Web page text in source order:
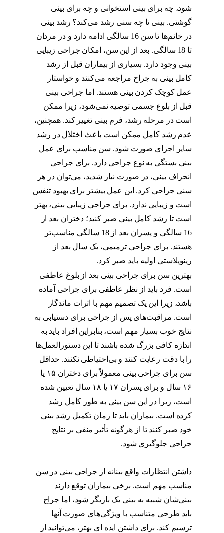
شود، چه برای بینی استخوانی و چه برای بینی
گوشتی. بینی تا چه سنی رشد می‌کند؟ رشد بینی
در خانم‌ها تا سن 16 سالگی ادامه دارد و در مردان
تا 18 سالگی. بعد از این سن، امکان جراحی زیبایی
بینی وجود دارد. بسیاری از بیماران قبل از رشد
کامل بینی به جراح مراجعه می‌کنند و خواستار
عمل کوچک کردن بینی هستند. اما جراحی بینی
قبل از بلوغ جسمی توصیه نمی‌شود، زیرا ممکن
است در مرحله رشد، فرم بینی تغییر کند. همچنین،
عدم رشد کامل ممکن است باعث اختلال در رشد
سایر اجزای صورت شود. سن مناسب برای عمل
بینی بستگی به نوع جراحی دارد. برای جراحی
انحراف بینی، در صورت نیاز شدید، می‌توان در هر
سنی جراحی کرد. این عمل بیشتر برای بهبود تنفس
است و زیبایی ندارد. برای جراحی زیبایی بینی، بهتر
است تا رشد کامل بینی صبر کنید؛ دختران بعد از
16 سالگی و پسران بعد از 18 سالگی مناسب‌تر
هستند. برای جراحی ترمیمی، یک سال بعد از
رینوپلاستی اولیه باید صبر کرد.
بهترین سن برای جراحی بینی بعد از بلوغ عاطفی
است. فرد باید از نظر عاطفی برای جراحی آماده
باشد، زیرا این یک تصمیم مهم با اثرات ماندگار
است. مراقبت‌های پس از جراحی برای دستیابی به
نتایج خوب بسیار مهم است، بنابراین افراد باید به
اندازه کافی بزرگ شده باشند تا این دستورالعمل‌ها
را با دقت رعایت کنند و بی‌احتیاطی نکنند. حداقل
سن برای جراحی بینی معمولاً برای دختران ۱۵ یا
۱۶ سال و برای پسران ۱۷ یا ۱۸ سال تعیین شده
است، زیرا در این سن بینی به طور کامل رشد
کرده است. بیماران باید تا زمان تکمیل رشد بینی
خود صبر کنند تا از هرگونه تأثیر منفی بر نتایج
جراحی جلوگیری شود.
داشتن انتظارات واقع بینانه از جراحی بینی در سن
مناسب مهم است. برخی بیماران توقع دارند
بینی‌شان شبیه به بینی یک بازیگر شود، اما جراح
باید طرحی متناسب با ویژگی‌های صورت آنها
ترسیم کند. برای داشتن ایده ای بهتر، می‌توانید از